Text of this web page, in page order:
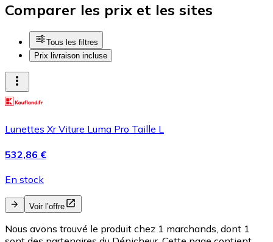
Comparer les prix et les sites
Tous les filtres
Prix livraison incluse
Lunettes Xr Viture Luma Pro Taille L
532,86 €
En stock
Voir l’offre
Nous avons trouvé le produit chez 1 marchands, dont 1